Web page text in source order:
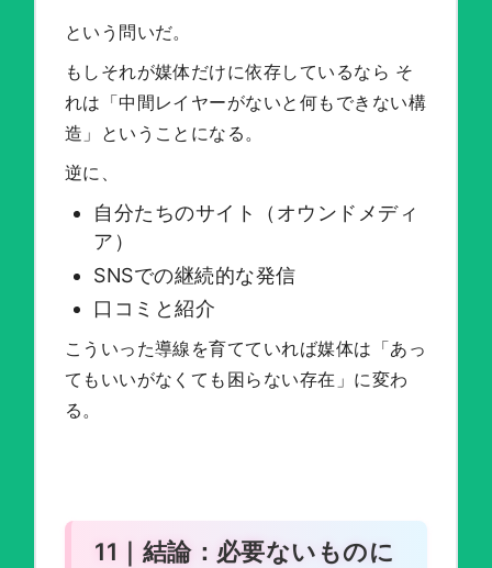
という問いだ。
もしそれが媒体だけに依存しているなら そ
れは「中間レイヤーがないと何もできない構
造」ということになる。
逆に、
自分たちのサイト（オウンドメディ
ア）
SNSでの継続的な発信
口コミと紹介
こういった導線を育てていれば媒体は「あっ
てもいいがなくても困らない存在」に変わ
る。
11｜結論：必要ないものに